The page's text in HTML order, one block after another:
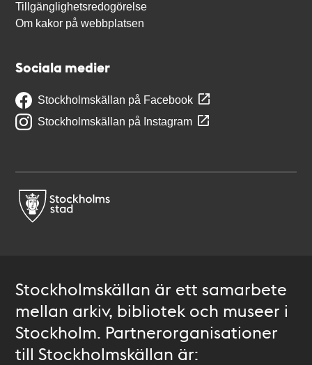
Tillgänglighetsredogörelse
Om kakor på webbplatsen
Sociala medier
Stockholmskällan på Facebook
Stockholmskällan på Instagram
Stockholmskällan är ett samarbete
mellan arkiv, bibliotek och museer i
Stockholm. Partnerorganisationer
till Stockholmskällan är: